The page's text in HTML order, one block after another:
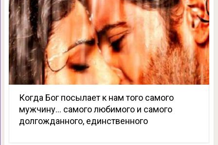
Когда Бог посылает к нам того самого
мужчину… самого любимого и самого
долгожданного, единственного